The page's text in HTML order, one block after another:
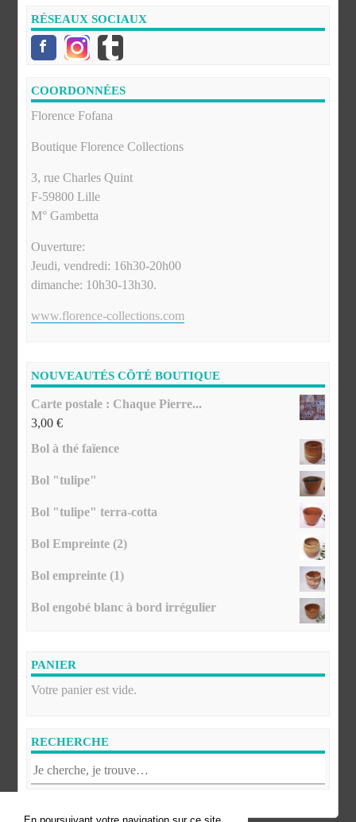
RÉSEAUX SOCIAUX
COORDONNÉES
Florence Fofana
Boutique Florence Collections
3, rue Charles Quint
F-59800 Lille
M° Gambetta
Ouverture:
Jeudi, vendredi: 16h30-20h00
dimanche: 10h30-13h30.
www.florence-collections.com
NOUVEAUTÉS CÔTÉ BOUTIQUE
Carte postale : Chaque Pierre...
3,00€
Bol à thé faïence
Bol "tulipe"
Bol "tulipe" terra-cotta
Bol Empreinte (2)
Bol empreinte (1)
Bol engobé blanc à bord irrégulier
PANIER
Votre panier est vide.
RECHERCHE